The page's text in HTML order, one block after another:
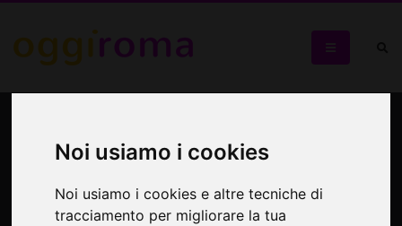
Noi usiamo i cookies
Noi usiamo i cookies e altre tecniche di
tracciamento per migliorare la tua
21/03/2012 - Itinerari
Caravaggeschi